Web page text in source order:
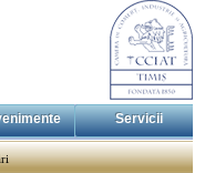
Servicii